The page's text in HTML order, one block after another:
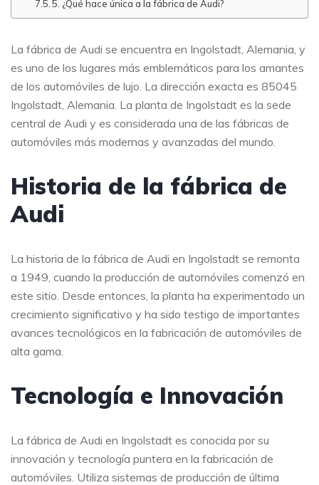
5. ¿Qué hace única a la fábrica de Audi?
La fábrica de Audi se encuentra en Ingolstadt, Alemania, y
es uno de los lugares más emblemáticos para los amantes
de los automóviles de lujo. La dirección exacta es 85045
Ingolstadt, Alemania. La planta de Ingolstadt es la sede
central de Audi y es considerada una de las fábricas de
automóviles más modernas y avanzadas del mundo.
Historia de la fábrica de
Audi
La historia de la fábrica de Audi en Ingolstadt se remonta
a 1949, cuando la producción de automóviles comenzó en
este sitio. Desde entonces, la planta ha experimentado un
crecimiento significativo y ha sido testigo de importantes
avances tecnológicos en la fabricación de automóviles de
alta gama.
Tecnología e Innovación
La fábrica de Audi en Ingolstadt es conocida por su
innovación y tecnología puntera en la fabricación de
automóviles. Utiliza sistemas de producción de última